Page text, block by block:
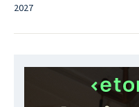
2027